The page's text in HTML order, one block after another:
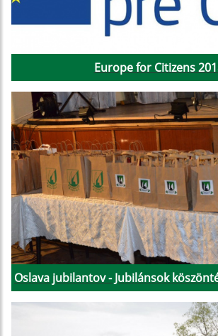
Europe for Citizens
Oslava jubilantov - Jubilánsok